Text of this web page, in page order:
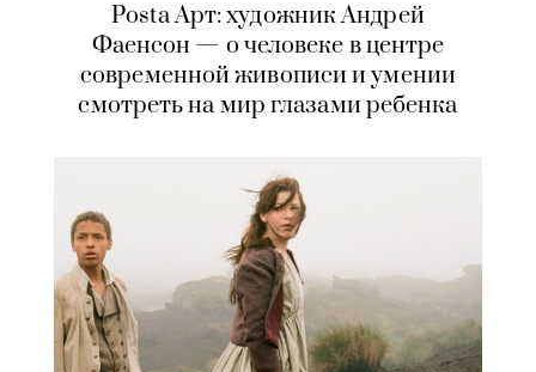
Posta Арт: художник Андрей
Фаенсон — о человеке в центре
современной живописи и умении
смотреть на мир глазами ребенка